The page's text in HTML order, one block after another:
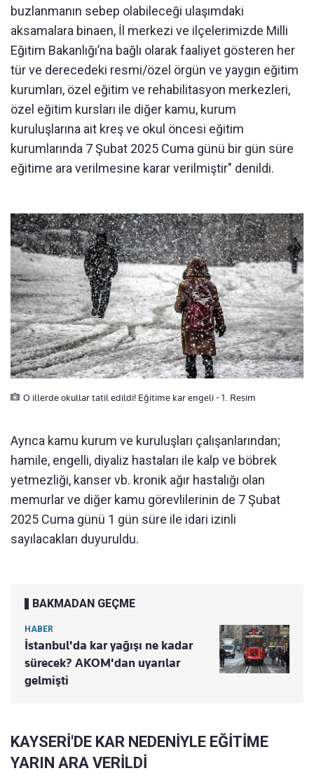
buzlanmanın sebep olabileceği ulaşımdaki
aksamalara binaen, İl merkezi ve ilçelerimizde Milli
Eğitim Bakanlığı’na bağlı olarak faaliyet gösteren her
tür ve derecedeki resmi/özel örgün ve yaygın eğitim
kurumları, özel eğitim ve rehabilitasyon merkezleri,
özel eğitim kursları ile diğer kamu, kurum
kuruluşlarına ait kreş ve okul öncesi eğitim
kurumlarında 7 Şubat 2025 Cuma günü bir gün süre
eğitime ara verilmesine karar verilmiştir" denildi.
O illerde okullar tatil edildi! Eğitime kar engeli - 1. Resim
Ayrıca kamu kurum ve kuruluşları çalışanlarından;
hamile, engelli, diyaliz hastaları ile kalp ve böbrek
yetmezliği, kanser vb. kronik ağır hastalığı olan
memurlar ve diğer kamu görevlilerinin de 7 Şubat
2025 Cuma günü 1 gün süre ile idari izinli
sayılacakları duyuruldu.
BAKMADAN GEÇME
HABER
İstanbul'da kar yağışı ne kadar
sürecek? AKOM'dan uyarılar
gelmişti
KAYSERİ'DE KAR NEDENİYLE EĞİTİME
YARIN ARA VERİLDİ